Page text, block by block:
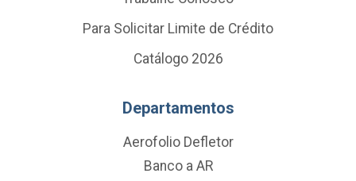
Para Solicitar Limite de Crédito
Catálogo 2026
Departamentos
Aerofolio Defletor
Banco a AR